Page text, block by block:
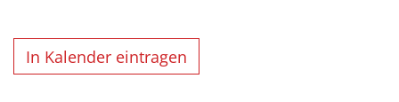
In Kalender eintragen